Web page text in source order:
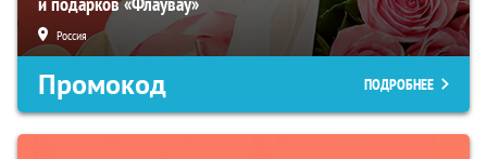
Россия
Промокод ПОДРОБНЕЕ